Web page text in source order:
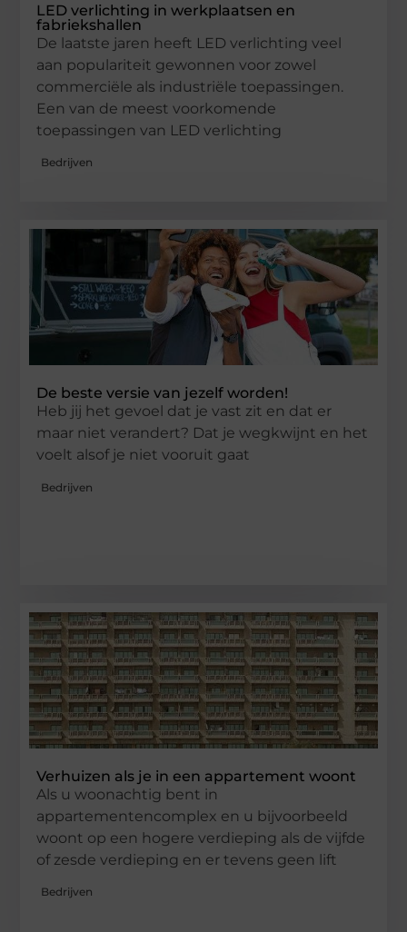
LED verlichting in werkplaatsen en
fabriekshallen
De laatste jaren heeft LED verlichting veel
aan populariteit gewonnen voor zowel
commerciële als industriële toepassingen.
Een van de meest voorkomende
toepassingen van LED verlichting
Bedrijven
De beste versie van jezelf worden!
Heb jij het gevoel dat je vast zit en dat er
maar niet verandert? Dat je wegkwijnt en het
voelt alsof je niet vooruit gaat
Bedrijven
Verhuizen als je in een appartement woont
Als u woonachtig bent in
appartementencomplex en u bijvoorbeeld
woont op een hogere verdieping als de vijfde
of zesde verdieping en er tevens geen lift
Bedrijven